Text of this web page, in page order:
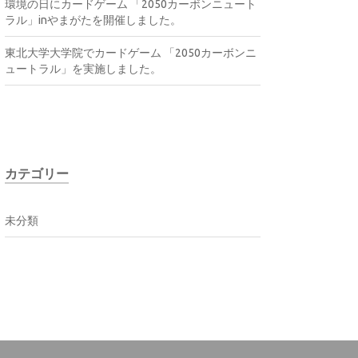
環境の日にカードゲーム 「2050カーボンニュート
ラル」inやまがたを開催しました。
東北大学大学院でカードゲーム 「2050カーボンニ
ュートラル」を実施しました。
カテゴリー
未分類